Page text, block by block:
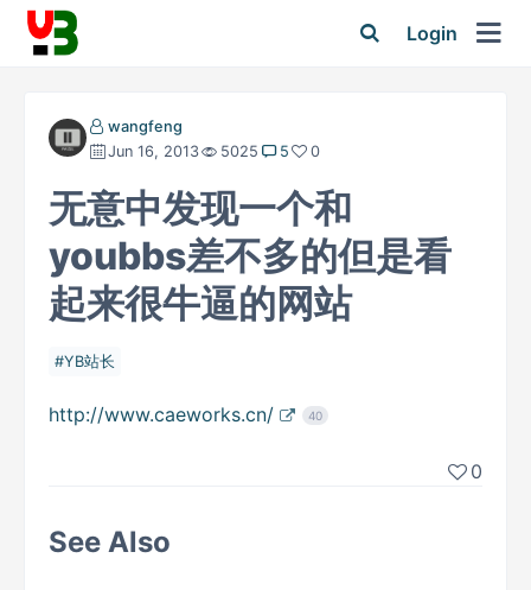
Login
wangfeng
Jun 16, 2013
5025 5 0
无意中发现一个和
youbbs差不多的但是看
起来很牛逼的网站
YB站长
http://www.caeworks.cn/ 40
0
See Also